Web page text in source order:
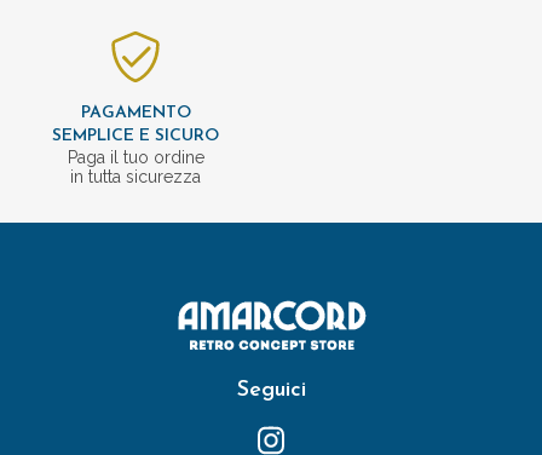
PAGAMENTO
SEMPLICE E SICURO
Paga il tuo ordine
in tutta sicurezza
Seguici